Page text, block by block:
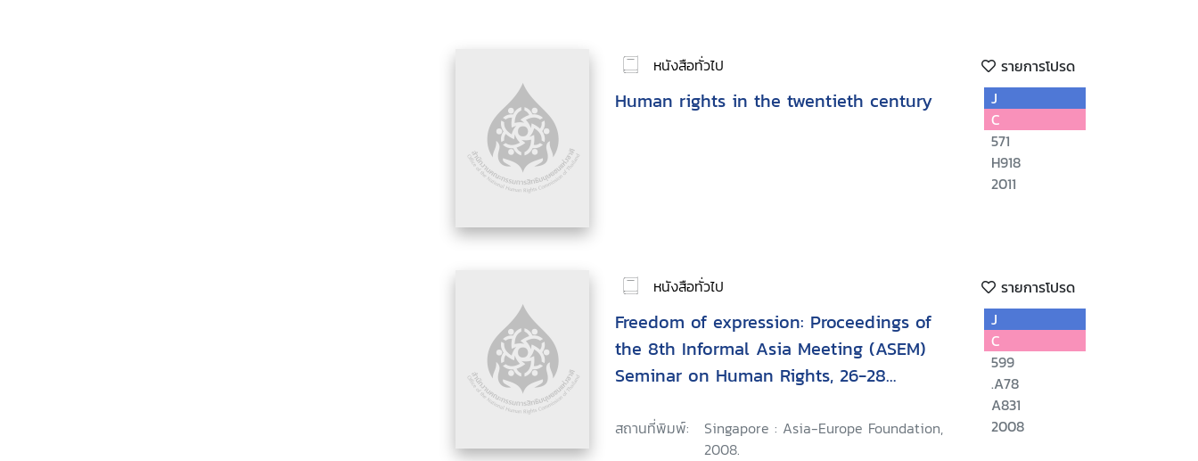
หนังสือทั่วไป รายการโปรด
Human rights in the twentieth century
J
C
571
H918
2011
หนังสือทั่วไป รายการโปรด
Freedom of expression: Proceedings of
the 8th Informal Asia Meeting (ASEM)
Seminar on Human Rights, 26-28
สถานที่พิมพ์:
Singapore : Asia-Europe Foundation,
2008.
J
C
599
.A78
A831
2008